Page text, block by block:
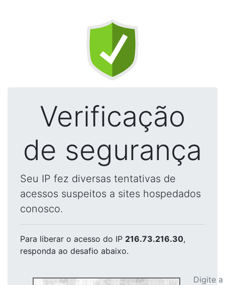
Verificação
de segurança
Seu IP fez diversas tentativas de
acessos suspeitos a sites hospedados
conosco.
Para liberar o acesso do IP 216.73.216.30,
responda ao desafio abaixo.
Digite